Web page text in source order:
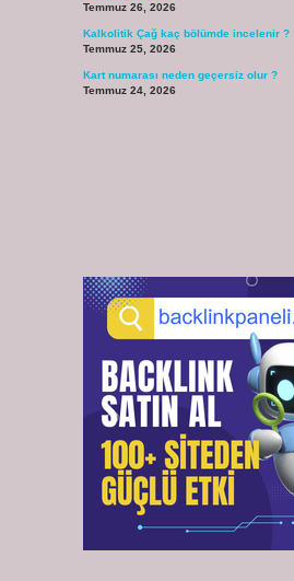
Temmuz 26, 2026
Kalkolitik Çağ kaç bölümde incelenir ?
Temmuz 25, 2026
Kart numarası neden geçersiz olur ?
Temmuz 24, 2026